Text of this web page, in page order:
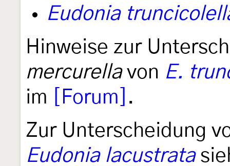
Eudonia
Hinweise zur
mercurellavon E.
im
[Forum] .
Zur Unterscheidung
Eudonia lacustrata